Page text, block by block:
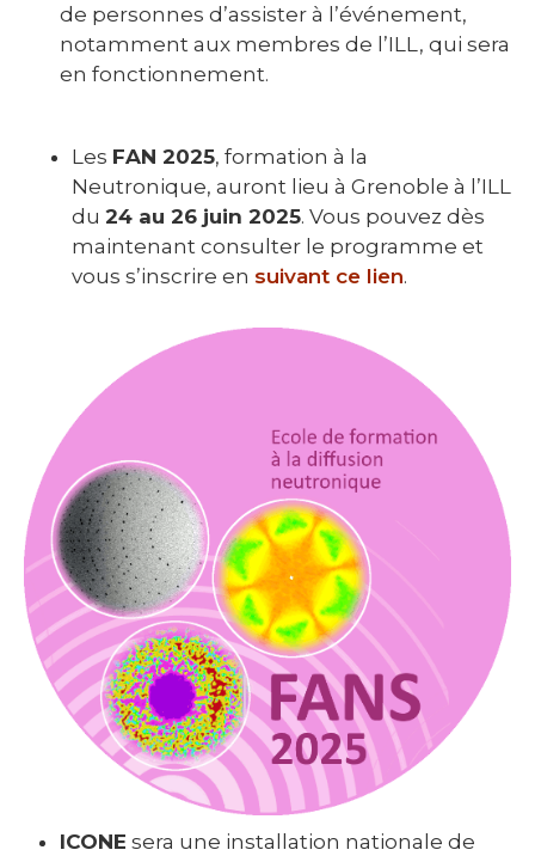
de personnes d’assister à l’événement,
notamment aux membres de l’ILL, qui sera
en fonctionnement.
Les FAN 2025, formation à la
Neutronique, auront lieu à Grenoble à l’ILL
du 24 au 26 juin 2025. Vous pouvez dès
maintenant consulter le programme et
vous s’inscrire en suivant ce lien.
ICONE sera une installation nationale de